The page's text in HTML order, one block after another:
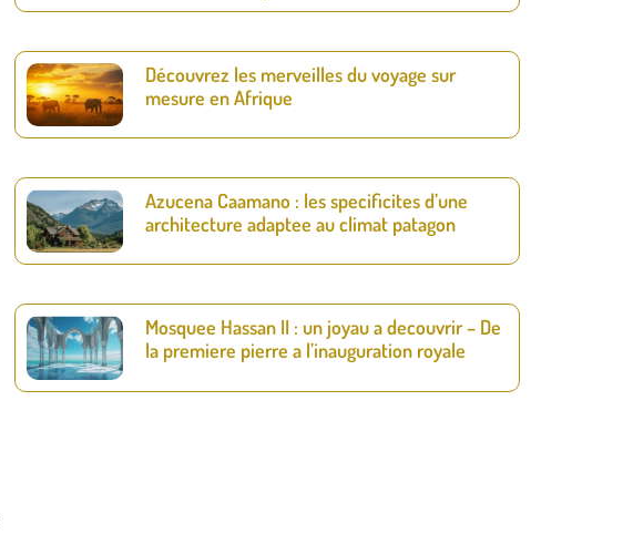
Découvrez les merveilles du voyage sur
mesure en Afrique
Azucena Caamano : les specificites d’une
architecture adaptee au climat patagon
Mosquee Hassan II : un joyau a decouvrir – De
la premiere pierre a l’inauguration royale